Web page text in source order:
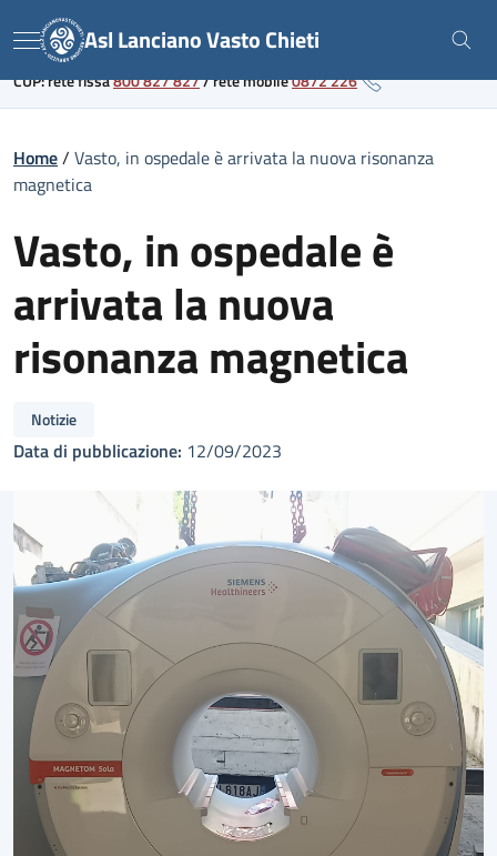
to
content
Link al portale sanitario regionale
Menu Asl Lanciano Vasto Chieti
CUP: rete fissa800 827 827/rete mobile0872 226
Home/ Vasto, in ospedale è arrivata la nuova risonanza
magnetica
Vasto, in ospedale è
arrivata la nuova
risonanza magnetica
Notizie
Data di pubblicazione: 12/09/2023